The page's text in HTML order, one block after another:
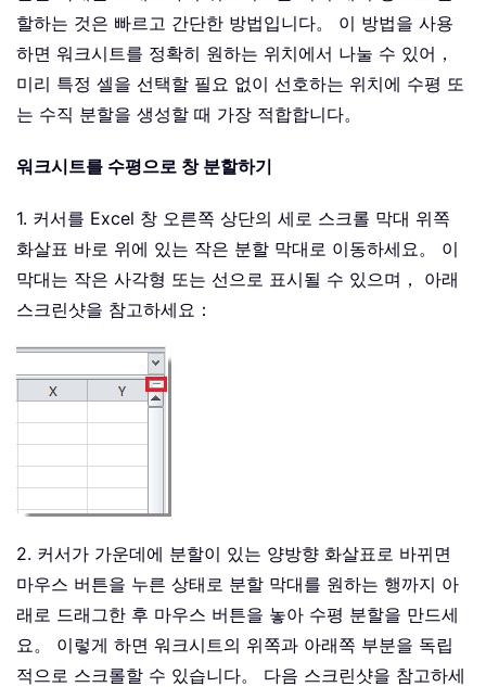
할하는 것은 빠르고 간단한 방법입니다。 이 방법을 사용
하면 워크시트를 정확히 원하는 위치에서 나눌 수 있어，
미리 특정 셀을 선택할 필요 없이 선호하는 위치에 수평 또
는 수직 분할을 생성할 때 가장 적합합니다。
워크시트를 수평으로 창 분할하기
1. 커서를 Excel 창 오른쪽 상단의 세로 스크롤 막대 위쪽
화살표 바로 위에 있는 작은 분할 막대로 이동하세요。 이
막대는 작은 사각형 또는 선으로 표시될 수 있으며， 아래
스크린샷을 참고하세요：
2. 커서가 가운데에 분할이 있는 양방향 화살표로 바뀌면
마우스 버튼을 누른 상태로 분할 막대를 원하는 행까지 아
래로 드래그한 후 마우스 버튼을 놓아 수평 분할을 만드세
요。 이렇게 하면 워크시트의 위쪽과 아래쪽 부분을 독립
적으로 스크롤할 수 있습니다。 다음 스크린샷을 참고하세